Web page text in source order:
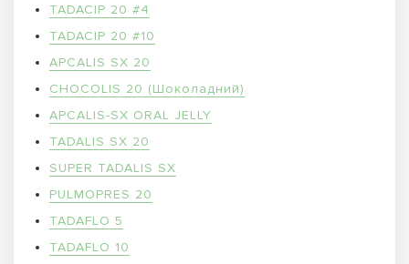
TADACIP 20 #4
TADACIP 20 #10
APCALIS SX 20
CHOCOLIS 20 (Шоколадний)
APCALIS-SX ORAL JELLY
TADALIS SX 20
SUPER TADALIS SX
PULMOPRES 20
TADAFLO 5
TADAFLO 10